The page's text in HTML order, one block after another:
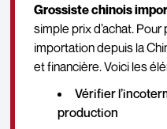
Grossiste chinois
simple prix d’achat.
importation depuis la
et financière. Voici les
Vérifier
production